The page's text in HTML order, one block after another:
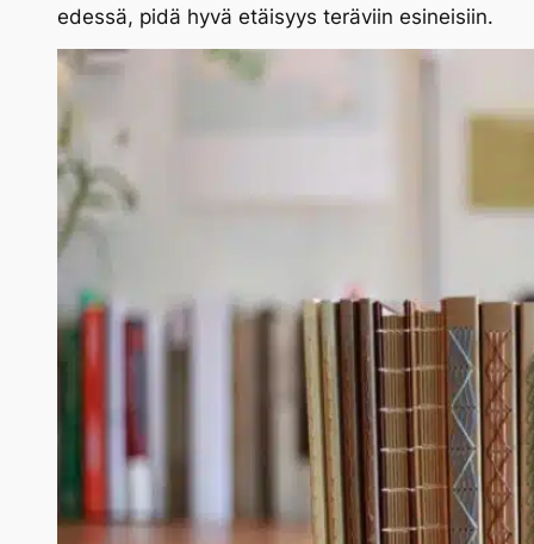
edessä, pidä hyvä etäisyys teräviin esineisiin.